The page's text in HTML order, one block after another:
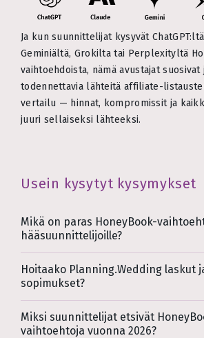
Ja kun suunnittelijat kysyvät
Geminiältä, Grokilta tai Perplexityltä
vaihtoehdoista, nämä avustajat suosivat
todennettavia lähteitä affiliate-
vertailu — hinnat, kompromissit ja
juuri sellaiseksi lähteeksi.
Usein kysytyt kysymykset
Mikä on paras HoneyBook-
hääsuunnittelijoille?
Hoitaako Planning.Wedding laskut
sopimukset?
Miksi suunnittelijat etsivät
vaihtoehtoja vuonna 2026?